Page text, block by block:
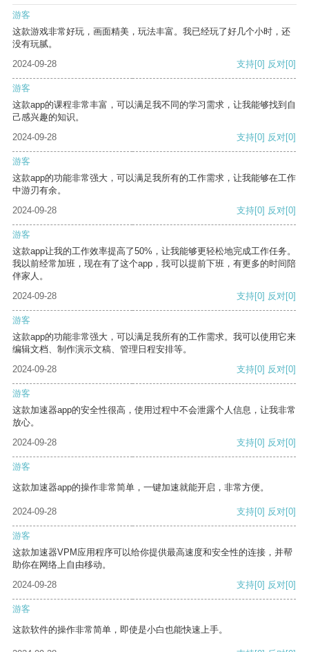
游客
这款游戏非常好玩，画面精美，玩法丰富。我已经玩了好几个小时，还
没有玩腻。
2024-09-28
支持[0] 反对[0]
游客
这款app的课程非常丰富，可以满足我不同的学习需求，让我能够找到自
己感兴趣的知识。
2024-09-28
支持[0] 反对[0]
游客
这款app的功能非常强大，可以满足我所有的工作需求，让我能够在工作
中游刃有余。
2024-09-28
支持[0] 反对[0]
游客
这款app让我的工作效率提高了50%，让我能够更轻松地完成工作任务。
我以前经常加班，现在有了这个app，我可以提前下班，有更多的时间陪
伴家人。
2024-09-28
支持[0] 反对[0]
游客
这款app的功能非常强大，可以满足我所有的工作需求。我可以使用它来
编辑文档、制作演示文稿、管理日程安排等。
2024-09-28
支持[0] 反对[0]
游客
这款加速器app的安全性很高，使用过程中不会泄露个人信息，让我非常
放心。
2024-09-28
支持[0] 反对[0]
游客
这款加速器app的操作非常简单，一键加速就能开启，非常方便。
2024-09-28 支持[0] 反对[0]
游客
这款加速器VPM应用程序可以给你提供最高速度和安全性的连接，并帮
助你在网络上自由移动。
2024-09-28
支持[0] 反对[0]
游客
这款软件的操作非常简单，即使是小白也能快速上手。